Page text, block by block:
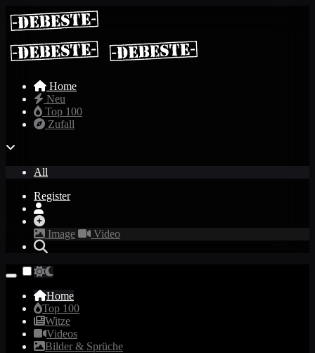
Home
Neu
Top 100
Zufall
All
Register
Image Video
Home
Top 100
Witze
Videos
Bilder & Sprüche